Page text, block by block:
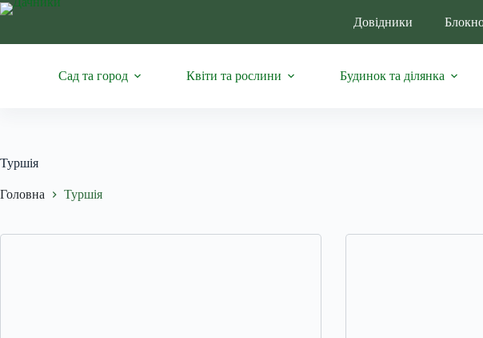
Перейти
Довідники
Сад та город
Квіти та рослини Будинок та ділянка
Туршія
Головна Туршія